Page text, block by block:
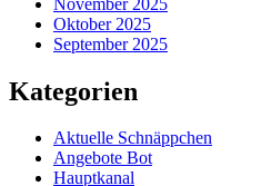
Oktober 2025
September 2025
Kategorien
Aktuelle Schnäppchen
Angebote Bot
Hauptkanal